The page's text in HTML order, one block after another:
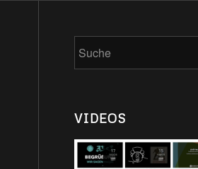
VIDEOS